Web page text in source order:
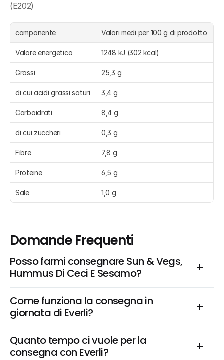
(E202)
componente Valori medi per 100 g di prodotto
Valore energetico 1248 kJ (302 kcal)
Grassi 25,3 g
di cui acidi grassi saturi 3,4 g
Carboidrati 8,4 g
di cui zuccheri 0,3 g
Fibre 7,8 g
Proteine 6,5 g
Sale 1,0 g
Domande Frequenti
Posso farmi consegnare Sun & Vegs,
Hummus Di Ceci E Sesamo?
Come funziona la consegna in
giornata di Everli?
Quanto tempo ci vuole per la
consegna con Everli?